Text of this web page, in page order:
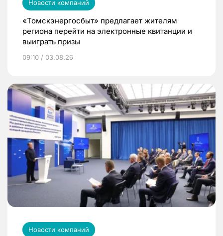
Новости компаний
«Томскэнергосбыт» предлагает жителям
региона перейти на электронные квитанции и
выиграть призы
09:10 / 03.08.26
Новости компаний